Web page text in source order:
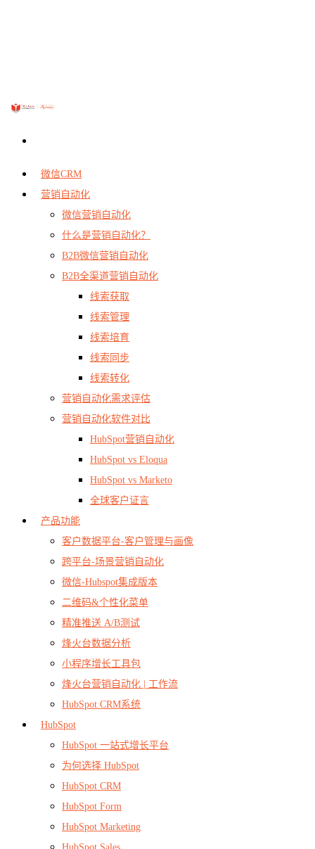
微信CRM
营销自动化
微信营销自动化
什么是营销自动化？
B2B微信营销自动化
B2B全渠道营销自动化
线索获取
线索管理
线索培育
线索同步
线索转化
营销自动化需求评估
营销自动化软件对比
HubSpot营销自动化
HubSpot vs Eloqua
HubSpot vs Marketo
全球客户证言
产品功能
客户数据平台-客户管理与画像
跨平台-场景营销自动化
微信-Hubspot集成版本
二维码&个性化菜单
精准推送 A/B测试
烽火台数据分析
小程序增长工具包
烽火台营销自动化 | 工作流
HubSpot CRM系统
HubSpot
HubSpot 一站式增长平台
为何选择 HubSpot
HubSpot CRM
HubSpot Form
HubSpot Marketing